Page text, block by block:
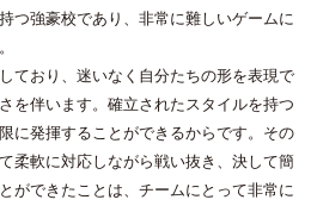
つ強豪校であり、非常に難しいゲームに
ており、迷いなく自分たちの形を表現で
を伴います。確立されたスタイルを持つ
に発揮することができるからです。その
柔軟に対応しながら戦い抜き、決して簡
ができたことは、チームにとって非常に